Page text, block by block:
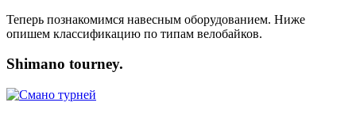
Теперь познакомимся навесным оборудованием. Ниже
опишем классификацию по типам велобайков.
Shimano tourney.